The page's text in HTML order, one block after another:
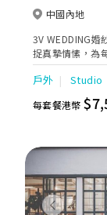
中國內地
3V WEDDING婚
捉真摯情愫，為
戶外 Studio
每套餐港幣